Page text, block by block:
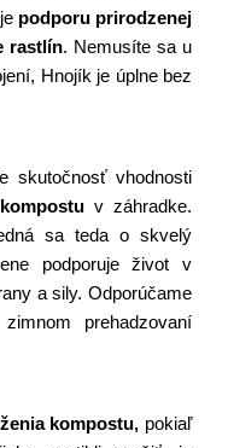
podporu prirodzenej
rastlín. Nemusíte sa u
Hnojík je úplne bez
skutočnosť vhodnosti
v záhradke.
podporuje život v
a sily. Odporúčame
prehadzovaní
kompostu, pokiaľ